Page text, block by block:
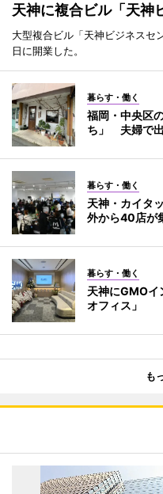
天神に複合ビル「天神
大型複合ビル「天神ビジネスセ
日に開業した。
暮らす・働く
福岡・中央区
ち」 夫婦で
暮らす・働く
天神・カイタ
外から40店が
暮らす・働く
天神にGMOイ
オフィス」
も